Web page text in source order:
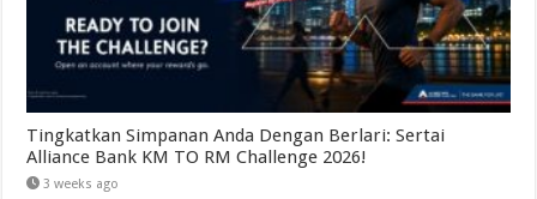
Tingkatkan Simpanan Anda Dengan Berlari: Sertai
Alliance Bank KM TO RM Challenge 2026!
3 weeks ago